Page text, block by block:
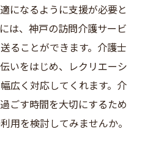
になるように支援が必要と
は、神戸の訪問介護サービ
ることができます。介護士
いをはじめ、レクリエーシ
広く対応してくれます。介
ごす時間を大切にするため
用を検討してみませんか。